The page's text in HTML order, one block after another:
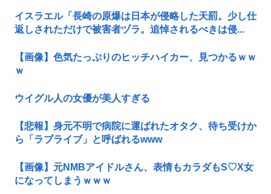
イスラエル「長崎の原爆は日本が侵略した天罰。少し仕
返しされただけで被害者ヅラ。追悼されるべきは侵...
【画像】色気たっぷりのヒッチハイカー、見つかるｗｗ
ｗ
ウイグル人の女優が美人すぎる
【悲報】身元不明で病院に運ばれたオタク、待ち受けか
ら「ラブライブ」と呼ばれるwww
【画像】元NMBアイドルさん、表情もカラダもS♡X女
になってしまうｗｗｗ